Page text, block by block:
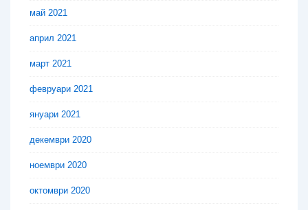
май 2021
април 2021
март 2021
февруари 2021
януари 2021
декември 2020
ноември 2020
октомври 2020